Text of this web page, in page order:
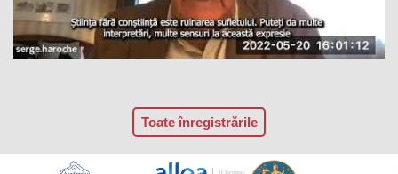
Toate înregistrările